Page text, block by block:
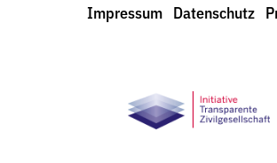
LobbyControl
Impressum Datenschutz